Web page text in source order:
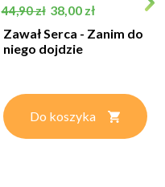
Cena podstawowa
44,90 zł Cena
38,00 zł
Zawał Serca - Zanim do
niego dojdzie
Do koszyka